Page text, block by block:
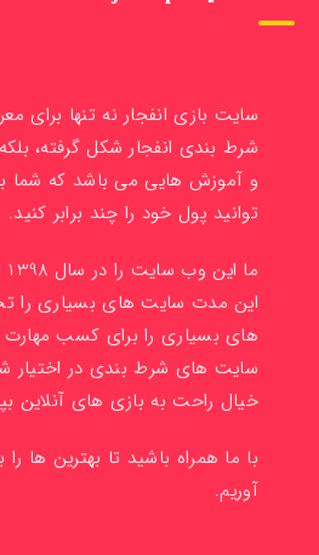
سایت بازی انفجار نه تنها برای
شرط بندی انفجار شکل گرفته،
و آموزش هایی می باشد که شما
توانید پول خود را چند برابر کنید.
این مدت سایت های بسیاری را
های بسیاری را برای کسب مهارت
سایت های شرط بندی در اختیار
خیال راحت به بازی های آنلاین
با ما همراه باشید تا بهترین ها
آوریم.